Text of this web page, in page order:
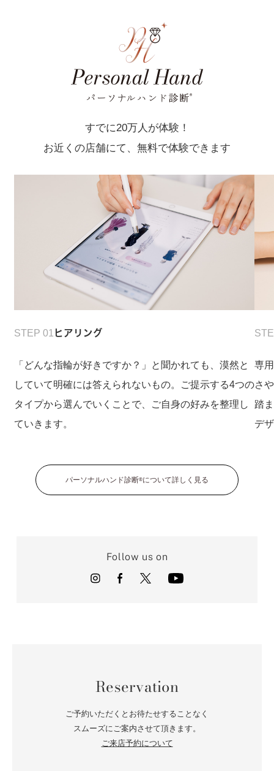
すでに20万人が体験！
お近くの店舗にて、無料で体験できます
STEP 01 ヒアリング
「どんな指輪が好きですか？」と聞かれても、漠然と
していて明確には答えられないもの。ご提示する4つの
タイプから選んでいくことで、ご自身の好みを整理し
ていきます。
専
さ
踏
デ
パーソナルハンド診断®について詳しく見る
Follow us on
Reservation
ご予約いただくとお待たせすることなく
スムーズにご案内させて頂きます。
ご来店予約について